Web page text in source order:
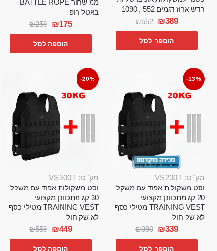
חדש ארוז דגמים 552 , 1090
₪552 ₪389
הוספה לסל
ממ שחור BATTLE ROPE
באטל רופ
₪259 ₪175
הוספה לסל
-13%
מק"ט: VS200T
וסט משקולות אפוד עם משקל
20 קג מתכוונן מקצועי
TRAINING VEST מטילי כסף
לא שק חול
₪390 ₪339
הוספה לסל
-20%
מק"ט: VS300T
וסט משקולות אפוד עם משקל
30 קג מתכוונן מקצועי
TRAINING VEST מטילי כסף
לא שק חול
₪559 ₪449
הוספה לסל